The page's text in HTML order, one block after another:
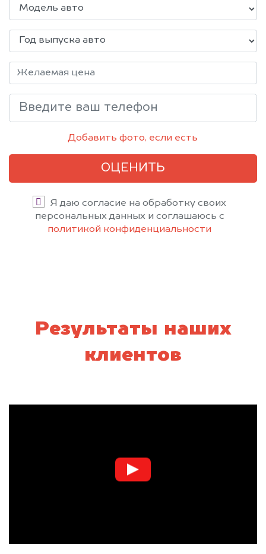
Добавить фото, если есть
ОЦЕНИТЬ
Я даю согласие на обработку своих
персональных данных и соглашаюсь с
политикой конфиденциальности
Результаты наших
клиентов